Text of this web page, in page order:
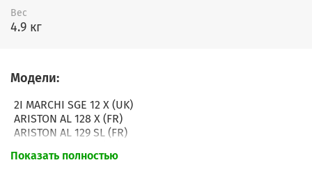
Вес
4.9 кг
Модели:
2I MARCHI SGE 12 X (UK)
ARISTON AL 128 X (FR)
ARISTON AL 129 SL (FR)
ARISTON AL 129 X (EU)
Показать полностью